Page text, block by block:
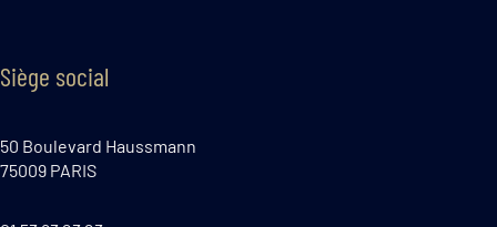
Siège social
50 Boulevard Haussmann
75009 PARIS